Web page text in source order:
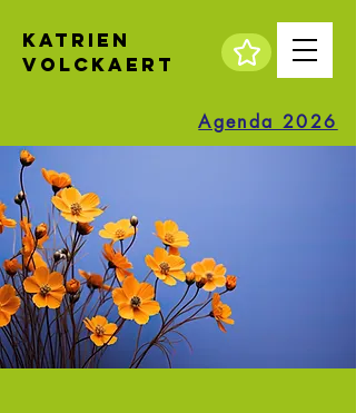
katrien
volckaert
Agenda 2026